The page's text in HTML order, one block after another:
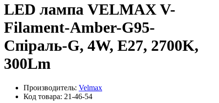
LED лампа VELMAX V-
Filament-Amber-G95-
Спіраль-G, 4W, E27, 2700K,
300Lm
Производитель: Velmax
Код товара: 21-46-54